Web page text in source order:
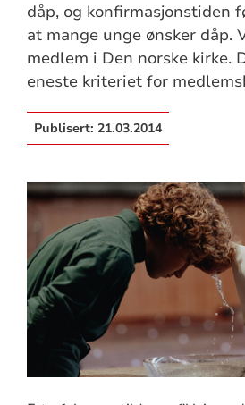
dåp, og konfirmasjonstiden
at mange unge ønsker dåp.
medlem i Den norske kirke.
eneste kriteriet for
Publisert: 21.03.2014